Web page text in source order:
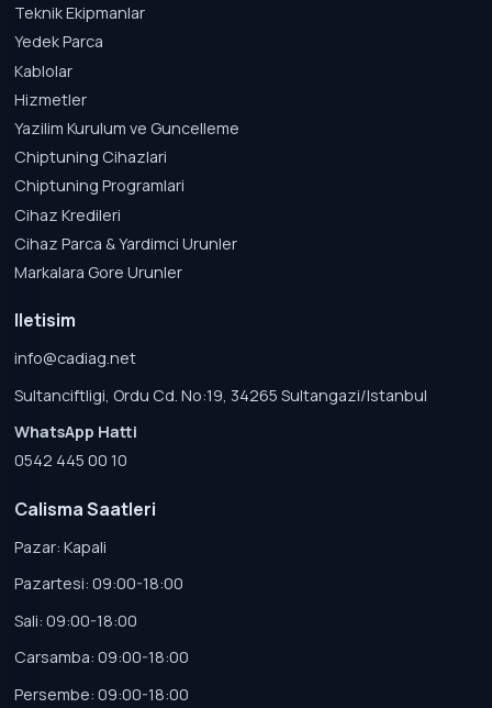
Teknik Ekipmanlar
Yedek Parca
Kablolar
Hizmetler
Yazilim Kurulum ve Guncelleme
Chiptuning Cihazlari
Chiptuning Programlari
Cihaz Kredileri
Cihaz Parca & Yardimci Urunler
Markalara Gore Urunler
Iletisim
info@cadiag.net
Sultanciftligi, Ordu Cd. No:19, 34265 Sultangazi/Istanbul
WhatsApp Hatti
0542 445 00 10
Calisma Saatleri
Pazar: Kapali
Pazartesi: 09:00-18:00
Sali: 09:00-18:00
Carsamba: 09:00-18:00
Persembe: 09:00-18:00